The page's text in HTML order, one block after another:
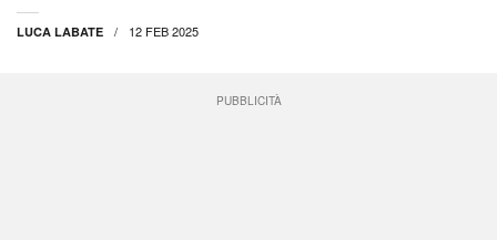
LUCA LABATE 12 FEB 2025
PUBBLICITÀ